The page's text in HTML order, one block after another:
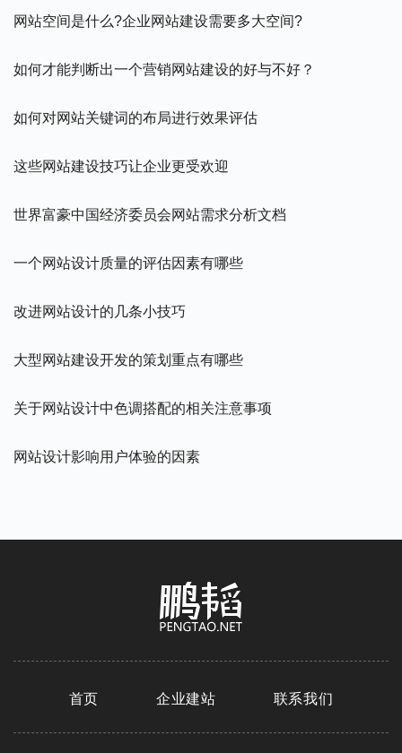
网站空间是什么?企业网站建设需要多大空间?
如何才能判断出一个营销网站建设的好与不好？
如何对网站关键词的布局进行效果评估
这些网站建设技巧让企业更受欢迎
世界富豪中国经济委员会网站需求分析文档
一个网站设计质量的评估因素有哪些
改进网站设计的几条小技巧
大型网站建设开发的策划重点有哪些
关于网站设计中色调搭配的相关注意事项
网站设计影响用户体验的因素
首页 企业建站 联系我们